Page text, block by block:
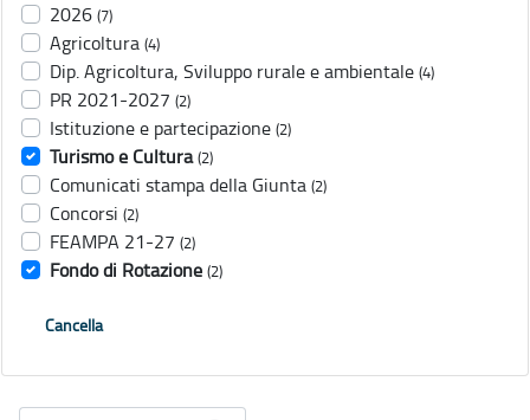
2026 (7)
Agricoltura (4)
Dip. Agricoltura, Sviluppo rurale e ambientale (4)
PR 2021-2027 (2)
Istituzione e partecipazione (2)
Turismo e Cultura (2)
Comunicati stampa della Giunta (2)
Concorsi (2)
FEAMPA 21-27 (2)
Fondo di Rotazione (2)
Cancella